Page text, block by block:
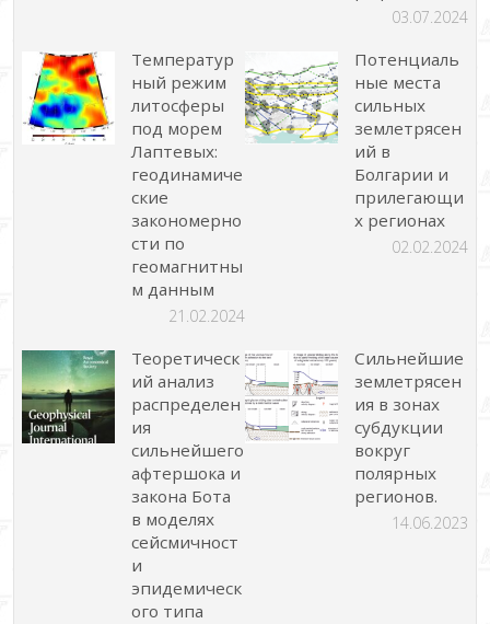
03.07.2024
Температур
ный режим
литосферы
под морем
Лаптевых:
геодинамиче
ские
закономерно
сти по
геомагнитны
м данным
21.02.2024
Потенциаль
ные места
сильных
землетрясен
ий в
Болгарии и
прилегающи
х регионах
02.02.2024
Теоретическ
ий анализ
распределен
ия
сильнейшего
афтершока и
закона Бота
в моделях
сейсмичност
и
эпидемическ
ого типа
Сильнейшие
землетрясен
ия в зонах
субдукции
вокруг
полярных
регионов.
14.06.2023